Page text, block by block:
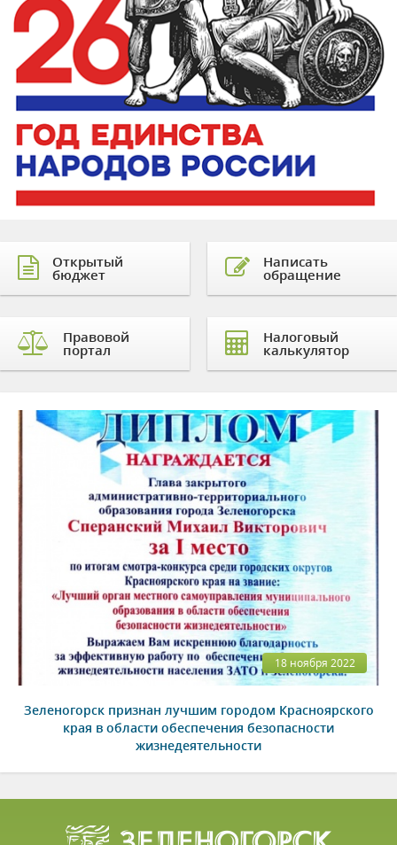
Открытый
бюджет
Правовой
портал
Написать
обращение
Налоговый
калькулятор
18 ноября 2022
Зеленогорск признан лучшим городом Красноярского
края в области обеспечения безопасности
жизнедеятельности